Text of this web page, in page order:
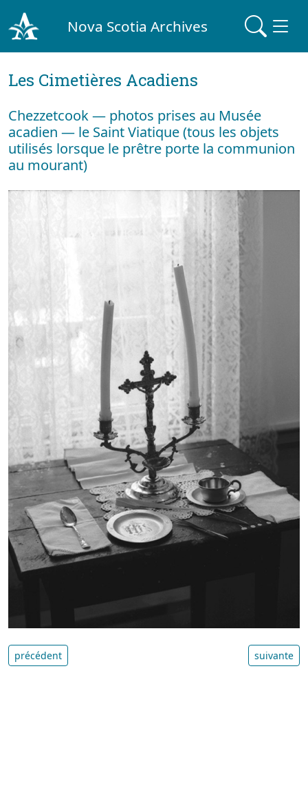
Nova Scotia Archives
Les Cimetières Acadiens
Chezzetcook — photos prises au Musée
acadien — le Saint Viatique (tous les objets
utilisés lorsque le prêtre porte la communion
au mourant)
précédent suivante